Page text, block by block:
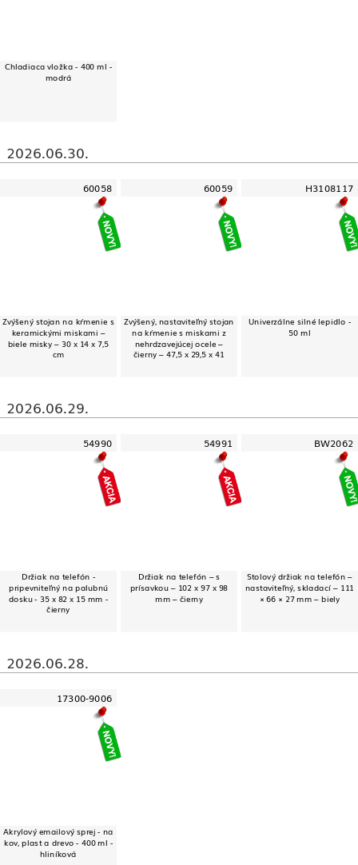
Chladiaca vložka - 400 ml -
modrá
2026.06.30.
60058
Zvýšený stojan na kŕmenie s
keramickými miskami –
biele misky – 30 x 14 x 7,5
cm
60059
Zvýšený, nastaviteľný stojan
na kŕmenie s miskami z
nehrdzavejúcej ocele –
čierny – 47,5 x 29,5 x 41
H3108117
Univerzálne silné lepidlo -
50 ml
2026.06.29.
54990
Držiak na telefón -
pripevniteľný na palubnú
dosku - 35 x 82 x 15 mm -
čierny
54991
Držiak na telefón – s
prísavkou – 102 x 97 x 98
mm – čierny
BW2062
Stolový držiak na telefón –
nastaviteľný, skladací – 111
× 66 × 27 mm – biely
2026.06.28.
17300-9006
Akrylový emailový sprej - na
kov, plast a drevo - 400 ml -
hliníková